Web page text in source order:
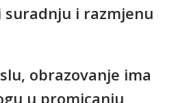
i razmjenu
obrazovanje ima
u promicanju